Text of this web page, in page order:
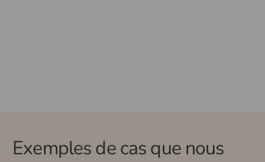
Exemples de cas que nous